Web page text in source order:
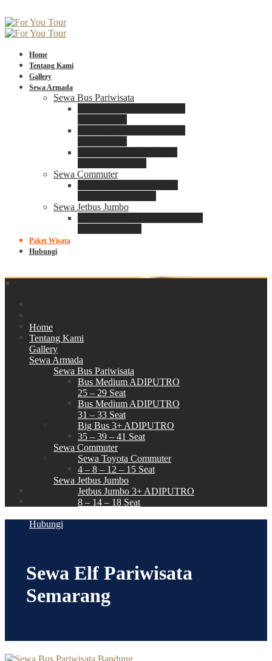
Home
Tentang Kami
Gallery
Sewa Armada
Sewa Bus Pariwisata
Sewa Commuter
Sewa Jetbus Jumbo
Paket Wisata
Hubungi
×
Home
Tentang Kami
Gallery
Sewa Armada
Sewa Bus Pariwisata
Bus Medium ADIPUTRO
25 – 29 Seat
Bus Medium ADIPUTRO
31 – 33 Seat
Big Bus 3+ ADIPUTRO
35 – 39 – 41 Seat
Sewa Commuter
Sewa Toyota Commuter
4 – 8 – 12 – 15 Seat
Sewa Jetbus Jumbo
Jetbus Jumbo 3+ ADIPUTRO
8 – 14 – 18 Seat
Hubungi
Sewa Elf Pariwisata
Semarang